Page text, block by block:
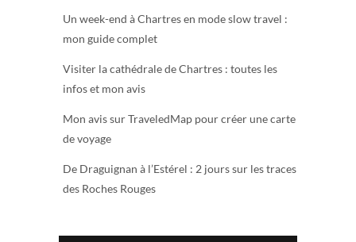
Un week-end à Chartres en mode slow travel :
mon guide complet
Visiter la cathédrale de Chartres : toutes les
infos et mon avis
Mon avis sur TraveledMap pour créer une carte
de voyage
De Draguignan à l’Estérel : 2 jours sur les traces
des Roches Rouges